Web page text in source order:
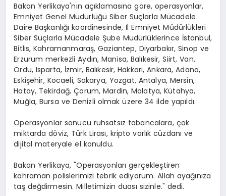
Bakan Yerlikaya'nın açıklamasına göre, operasyonlar,
Emniyet Genel Müdürlüğü Siber Suçlarla Mücadele
Daire Başkanlığı koordinesinde, İl Emniyet Müdürlükleri
Siber Suçlarla Mücadele Şube Müdürlüklerince İstanbul,
Bitlis, Kahramanmaraş, Gaziantep, Diyarbakır, Sinop ve
Erzurum merkezli Aydın, Manisa, Balıkesir, Siirt, Van,
Ordu, Isparta, İzmir, Balıkesir, Hakkari, Ankara, Adana,
Eskişehir, Kocaeli, Sakarya, Yozgat, Antalya, Mersin,
Hatay, Tekirdağ, Çorum, Mardin, Malatya, Kütahya,
Muğla, Bursa ve Denizli olmak üzere 34 ilde yapıldı.
Operasyonlar sonucu ruhsatsız tabancalara, çok
miktarda döviz, Türk Lirası, kripto varlık cüzdanı ve
dijital materyale el konuldu.
Bakan Yerlikaya, "Operasyonları gerçekleştiren
kahraman polislerimizi tebrik ediyorum. Allah ayağınıza
taş değdirmesin. Milletimizin duası sizinle." dedi.